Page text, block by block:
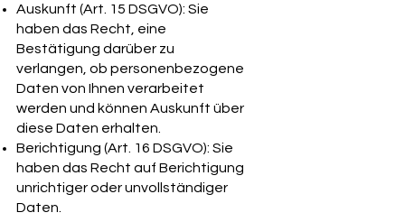
Auskunft (Art. 15 DSGVO): Sie
haben das Recht, eine
Bestätigung darüber zu
verlangen, ob personenbezogene
Daten von Ihnen verarbeitet
werden und können Auskunft über
diese Daten erhalten.
Berichtigung (Art. 16 DSGVO): Sie
haben das Recht auf Berichtigung
unrichtiger oder unvollständiger
Daten.